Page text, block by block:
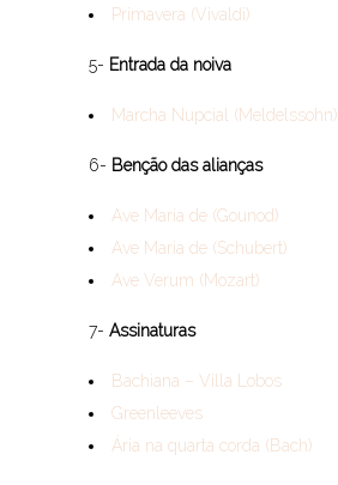
Primavera (Vivaldi)
5- Entrada da noiva
Marcha Nupcial (Meldelssohn)
6- Benção das alianças
Ave Maria de (Gounod)
Ave Maria de (Schubert)
Ave Verum (Mozart)
7- Assinaturas
Bachiana – Villa Lobos
Greenleeves
Ária na quarta corda (Bach)